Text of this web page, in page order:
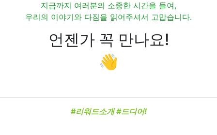
지금까지 여러분의 소중한 시간을 들여,
우리의 이야기와 다짐을 읽어주셔서 고맙습니다.
언젠가 꼭 만나요!
👋
#리워드소개 #드디어!